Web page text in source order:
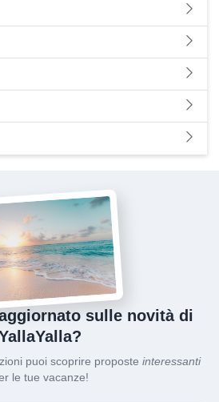
sulle novità di
puoi scoprire proposte interessanti
le tue vacanze!